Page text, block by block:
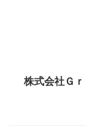
株式会社Ｇ